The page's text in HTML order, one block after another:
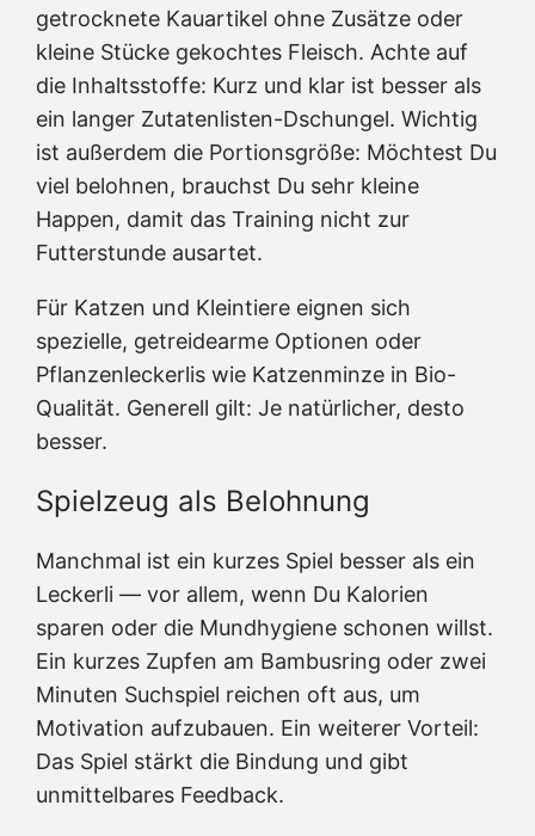
getrocknete Kauartikel ohne Zusätze oder
kleine Stücke gekochtes Fleisch. Achte auf
die Inhaltsstoffe: Kurz und klar ist besser als
ein langer Zutatenlisten-Dschungel. Wichtig
ist außerdem die Portionsgröße: Möchtest Du
viel belohnen, brauchst Du sehr kleine
Happen, damit das Training nicht zur
Futterstunde ausartet.
Für Katzen und Kleintiere eignen sich
spezielle, getreidearme Optionen oder
Pflanzenleckerlis wie Katzenminze in Bio-
Qualität. Generell gilt: Je natürlicher, desto
besser.
Spielzeug als Belohnung
Manchmal ist ein kurzes Spiel besser als ein
Leckerli — vor allem, wenn Du Kalorien
sparen oder die Mundhygiene schonen willst.
Ein kurzes Zupfen am Bambusring oder zwei
Minuten Suchspiel reichen oft aus, um
Motivation aufzubauen. Ein weiterer Vorteil:
Das Spiel stärkt die Bindung und gibt
unmittelbares Feedback.